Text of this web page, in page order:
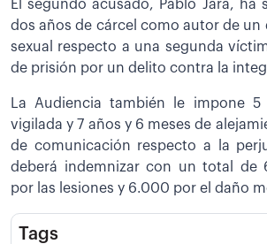
El segundo acusado, Pablo Jara, ha
dos años de cárcel como autor de un
sexual respecto a una segunda
de prisión por un delito contra la
La Audiencia también le impone 5
vigilada y 7 años y 6 meses de
de comunicación respecto a la
deberá indemnizar con un total de
por las lesiones y 6.000 por el daño
Tags